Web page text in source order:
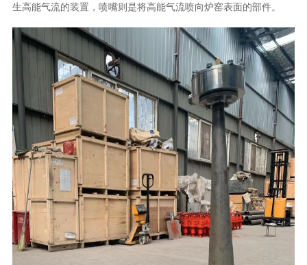
生高能气流的装置，喷嘴则是将高能气流喷向炉窑表面的部件。